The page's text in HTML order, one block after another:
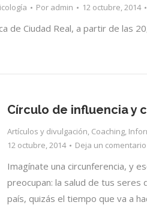
Por admin 12 octubre, 2014
de Ciudad Real, a partir de las
Círculo de influencia y
Artículos y divulgación, Coaching,
12 octubre, 2014
Deja un comentario
Imagínate una circunferencia, y
preocupan: la salud de tus
país, quizás el tiempo que va a